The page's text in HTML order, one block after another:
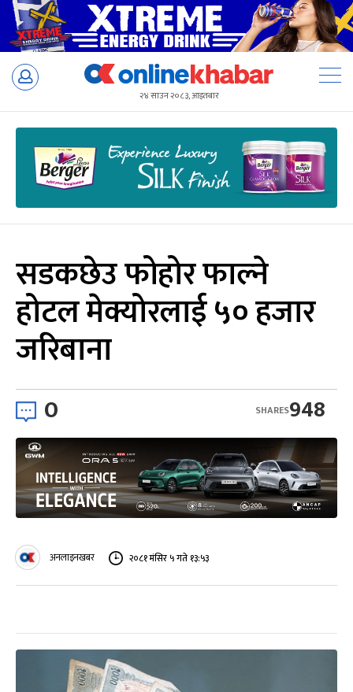
Skip
२४ साउन २०८३, आइतबार
सडकछेउ फोहोर फाल्ने
होटल मेक्योरलाई ५० हजार
जरिबाना
0 948
SHARES
अनलाइनखबर २०८१ मंसिर ५ गते १३:५३